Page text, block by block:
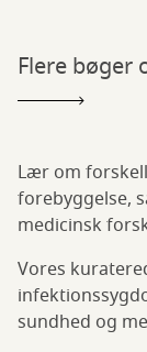
Flere bøger
Lær om
forebyggelse,
medicinsk
Vores
sundhed og